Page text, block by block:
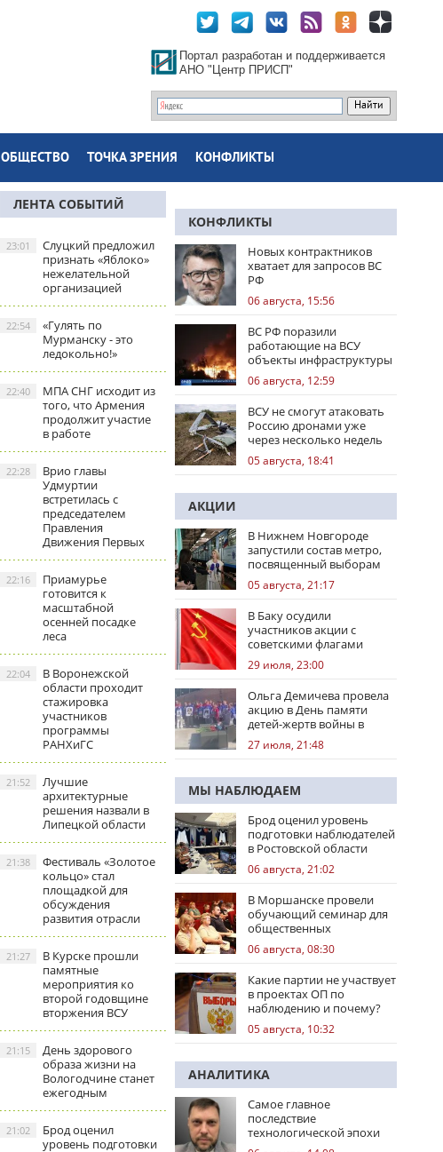
Портал разработан и поддерживается
АНО "Центр ПРИСП"
ОБЩЕСТВО ТОЧКА ЗРЕНИЯ КОНФЛИКТЫ
ЛЕНТА СОБЫТИЙ
Слуцкий предложил
признать «Яблоко»
нежелательной
организацией
23:01
«Гулять по
Мурманску - это
ледокольно!»
22:54
МПА СНГ исходит из
того, что Армения
продолжит участие
в работе
22:40
Врио главы
Удмуртии
встретилась с
председателем
Правления
Движения Первых
22:28
Приамурье
готовится к
масштабной
осенней посадке
леса
22:16
В Воронежской
области проходит
стажировка
участников
программы
РАНХиГС
22:04
Лучшие
архитектурные
решения назвали в
Липецкой области
21:52
Фестиваль «Золотое
кольцо» стал
площадкой для
обсуждения
развития отрасли
21:38
В Курске прошли
памятные
мероприятия ко
второй годовщине
вторжения ВСУ
21:27
День здорового
образа жизни на
Вологодчине станет
ежегодным
21:15
Брод оценил
уровень подготовки
21:02
КОНФЛИКТЫ
Новых контрактников
хватает для запросов ВС
РФ
06 августа, 15:56
ВС РФ поразили
работающие на ВСУ
объекты инфраструктуры
и центры логистики
06 августа, 12:59
ВСУ не смогут атаковать
Россию дронами уже
через несколько недель
05 августа, 18:41
АКЦИИ
В Нижнем Новгороде
запустили состав метро,
посвященный выборам
05 августа, 21:17
В Баку осудили
участников акции с
советскими флагами
29 июля, 23:00
Ольга Демичева провела
акцию в День памяти
детей-жертв войны в
Донбассе
27 июля, 21:48
МЫ НАБЛЮДАЕМ
Брод оценил уровень
подготовки наблюдателей
в Ростовской области
06 августа, 21:02
В Моршанске провели
обучающий семинар для
общественных
наблюдателей
06 августа, 08:30
Какие партии не участвует
в проектах ОП по
наблюдению и почему?
05 августа, 10:32
АНАЛИТИКА
Самое главное
последствие
технологической эпохи